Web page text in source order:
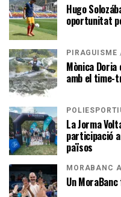
Hugo
oportunitat
PIRAGÜISME
Mònica Doria
amb el time-
La Jorma
participació
països
MORABANC
Un